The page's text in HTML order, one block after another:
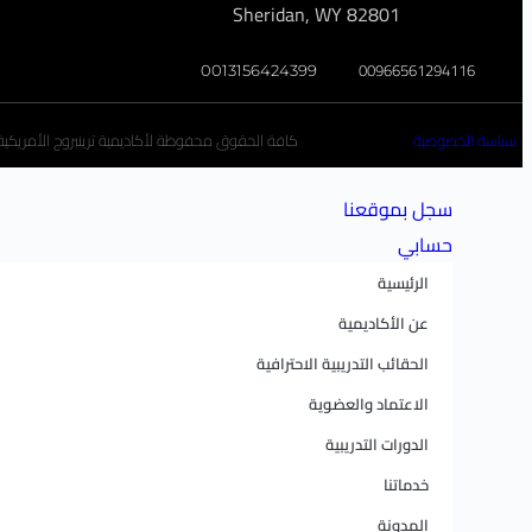
Sheridan, WY 82801
0013156424399 00966561294116
سياسة الخصوصية كافة الحقوق محفوظة لأكاديمية ترينبروج
سجل بموقعنا
حسابي
الرئيسية
عن الأكاديمية
الحقائب التدريبية الاحترافية
الاعتماد والعضوية
الدورات التدريبية
خدماتنا
المدونة